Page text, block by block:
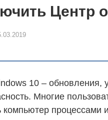
Центр
10 –
Многие
компьютер процессами